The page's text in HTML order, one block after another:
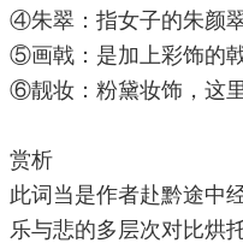
④朱翠：指女子的朱颜
⑤画戟：是加上彩饰的
⑥靓妆：粉黛妆饰，这
赏析
此词当是作者赴黔途中
乐与悲的多层次对比烘